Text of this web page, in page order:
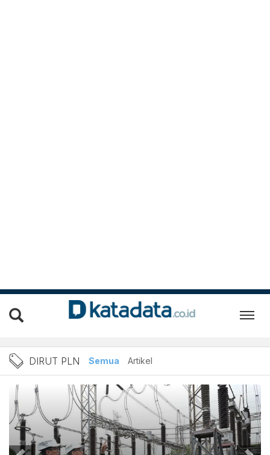
Berita Dirut PLN Terbaru
DIRUT PLN Semua Artikel